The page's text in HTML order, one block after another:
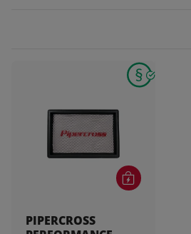
PIPERCROSS